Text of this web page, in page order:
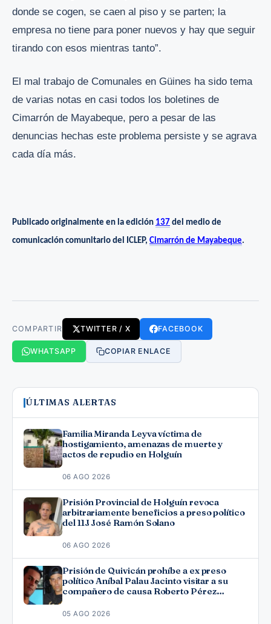
donde se cogen, se caen al piso y se parten; la
empresa no tiene para poner nuevos y hay que seguir
tirando con esos mientras tanto”.
El mal trabajo de Comunales en Güines ha sido tema
de varias notas en casi todos los boletines de
Cimarrón de Mayabeque, pero a pesar de las
denuncias hechas este problema persiste y se agrava
cada día más.
Publicado originalmente en la edición 137 del medio de
comunicación comunitario del ICLEP, Cimarrón de Mayabeque.
COMPARTIR TWITTER / X FACEBOOK
WHATSAPP COPIAR ENLACE
ÚLTIMAS ALERTAS
Familia Miranda Leyva víctima de
hostigamiento, amenazas de muerte y
actos de repudio en Holguín
06 AGO 2026
Prisión Provincial de Holguín revoca
arbitrariamente beneficios a preso político
del 11J José Ramón Solano
06 AGO 2026
Prisión de Quivicán prohíbe a ex preso
político Aníbal Palau Jacinto visitar a su
compañero de causa Roberto Pérez
05 AGO 2026